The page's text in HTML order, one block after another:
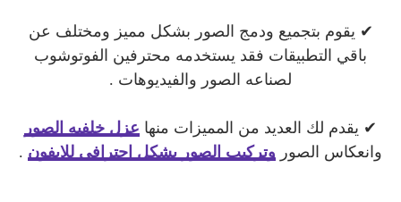
✔ يقوم بتجميع ودمج الصور بشكل مميز ومختلف عن
باقي التطبيقات فقد يستخدمه محترفين الفوتوشوب
لصناعه الصور والفيديوهات .
✔ يقدم لك العديد من المميزات منها عزل خلفيه الصور
وانعكاس الصور وتركيب الصور بشكل احترافي للايفون .